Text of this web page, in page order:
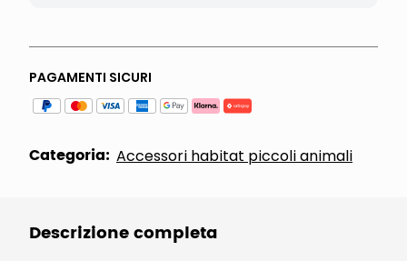
PAGAMENTI SICURI
Categoria: Accessori habitat piccoli animali
Descrizione completa